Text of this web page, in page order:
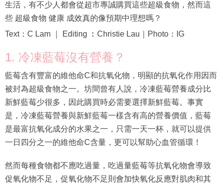
生活，有不少人都會從超市專誠購買這些超級食物，然而這
些 超級食物 健康 成效真的像預期中理想嗎？
Text：C Lam ｜ Editing ︰Christie Lau｜Photo：IG
1. 冷凍藍莓沒有營養？
藍莓含有豐富的維他命C和抗氧化物，明顯的抗氧化作用因而
被封為超級食物之一。坊間曾有人說，冷凍藍莓營養成分比
新鮮藍莓少很多，因此購買時必需要選擇新鮮藍莓。事實
是，冷凍藍莓營養與新鮮藍莓一樣含有高的營養價值，藍莓
是最富抗氧化成分的水果之一，只需一天一杯，就可以提供
一日四分之一的維他命C含量，更可以幫助心血管循環！
然而每種食物都不應吃過量，吃過量藍莓等抗氧化物會導致
促氧化物不足，促氧化物不足則會加快氧化反應對肌肉和其